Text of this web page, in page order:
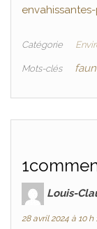
Catégorie
Mots-clés
Louis-
28 avril 2024 à 10 h